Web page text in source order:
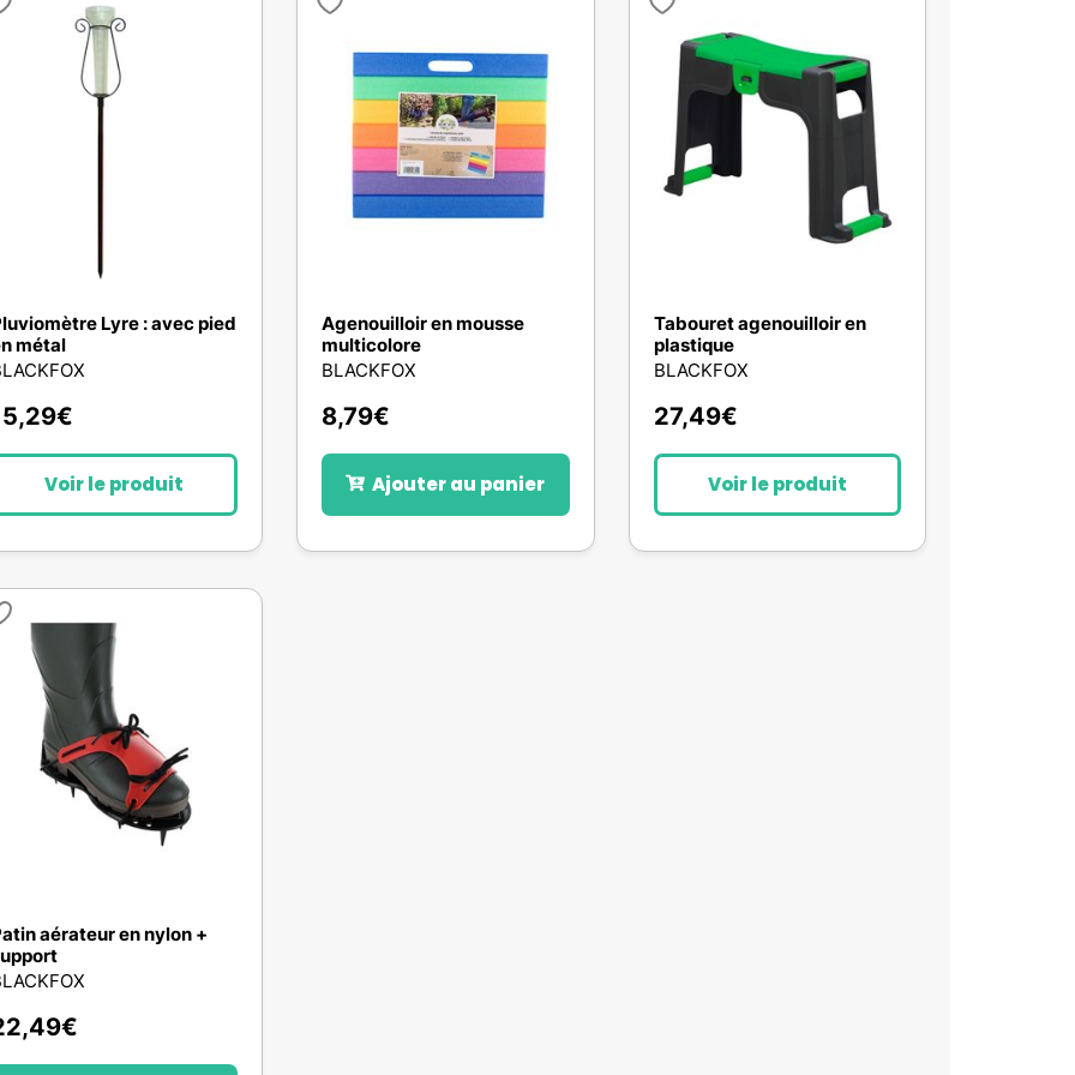
Lyre : avec pied
métal
€
Voir le produit
Agenouilloir en mousse
multicolore
BLACKFOX
8,79€
Ajouter au panier
Tabouret agenouilloir en
plastique
BLACKFOX
27,49€
Voir le produit
aérateur en nylon +
€